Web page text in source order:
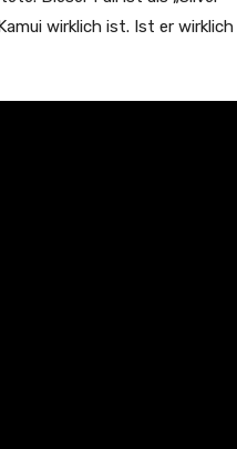
wirklich ist. Ist er wirklich